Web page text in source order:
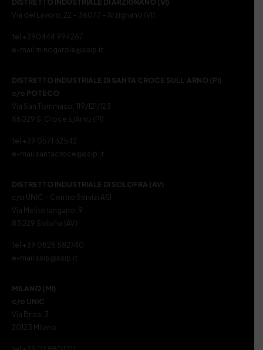
DISTRETTO INDUSTRIALE DI ARZIGNANO (VI)
Via del Lavoro, 22 – 36077 – Arzignano (VI)
tel +390444 994267
e-mail m.nogarole@ssip.it
DISTRETTO INDUSTRIALE DI SANTA CROCE SULL’ARNO (PI)
c/o POTECO
Via San Tommaso, 119/121/123
56029 S. Croce s/Arno (PI)
tel +39 0571 32542
e-mail santacroce@ssip.it
DISTRETTO INDUSTRIALE DI SOLOFRA (AV)
c/o UNIC – Centro Servizi ASI
Via Melito Iangano, 9
83029 Solofra (AV)
tel +39 0825 582740
e-mail ssip@ssip.it
MILANO (MI)
c/o UNIC
Via Brisa, 3
20123 Milano